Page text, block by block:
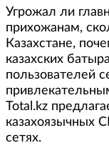
Угрожал ли
прихожанам,
Казахстане,
казахских
пользователей
Total.kz
казахоязычных
сетях.